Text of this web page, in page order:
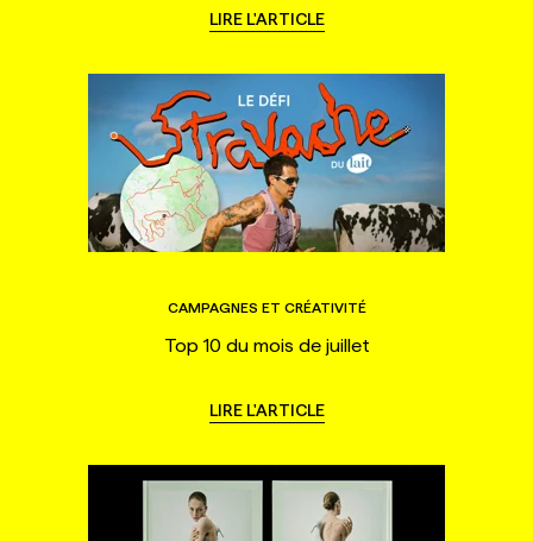
LIRE L'ARTICLE
CAMPAGNES ET CRÉATIVITÉ
Top 10 du mois de juillet
LIRE L'ARTICLE